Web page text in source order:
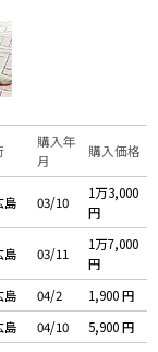
購入年
月
購入価格
島 03/10
1万3,000
円
島 03/11
1万7,000
円
島 04/2
1,900 円
島 04/10
5,900 円